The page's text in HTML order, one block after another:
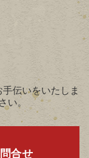
伝いをいたしま
い。
合せ